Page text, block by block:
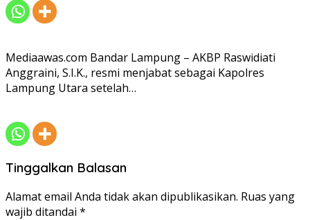
Mediaawas.com Bandar Lampung – AKBP Raswidiati
Anggraini, S.I.K., resmi menjabat sebagai Kapolres
Lampung Utara setelah…
Tinggalkan Balasan
Alamat email Anda tidak akan dipublikasikan. Ruas yang
wajib ditandai *